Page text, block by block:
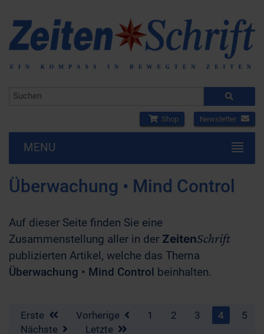
Shop Newsletter
MENU
Überwachung • Mind Control
Auf dieser Seite finden Sie eine
Zusammenstellung aller in der ZeitenSchrift
publizierten Artikel, welche das Thema
Überwachung • Mind Control beinhalten.
Erste Vorherige 1 2 3 4
5
Nächste
Letzte